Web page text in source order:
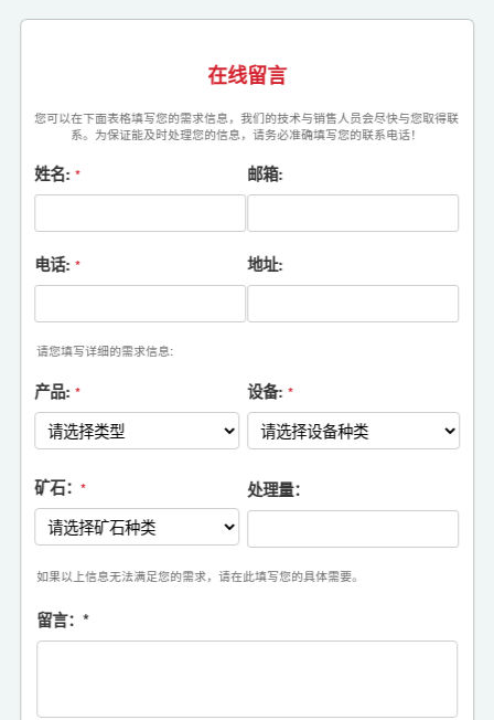
在线留言
您可以在下面表格填写您的需求信息，我们的技术与销售人员会尽快与您取得联
系。为保证能及时处理您的信息，请务必准确填写您的联系电话！
姓名: * 邮箱:
电话: * 地址:
请您填写详细的需求信息:
产品: * 设备: *
矿石： * 处理量：
如果以上信息无法满足您的需求，请在此填写您的具体需要。
留言：*